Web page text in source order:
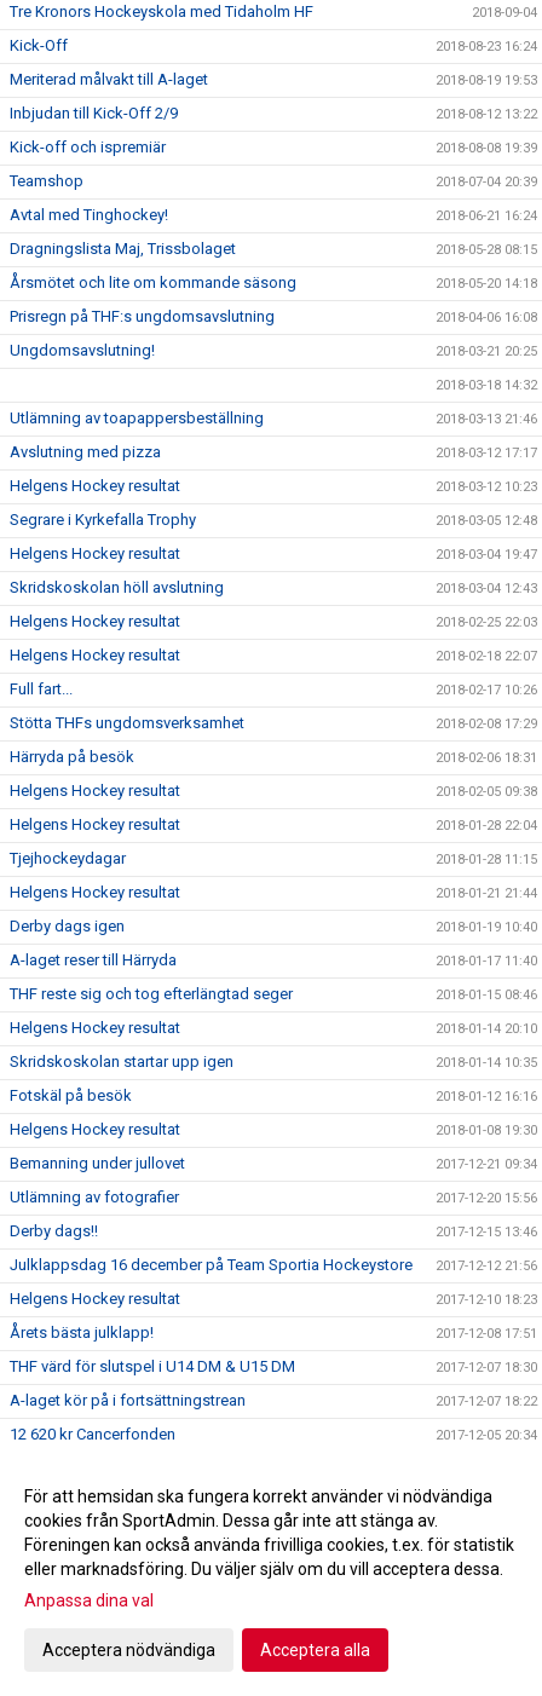
Tre Kronors Hockeyskola med Tidaholm HF 2018-09-04
Kick-Off 2018-08-23 16:24
Meriterad målvakt till A-laget 2018-08-19 19:53
Inbjudan till Kick-Off 2/9 2018-08-12 13:22
Kick-off och ispremiär 2018-08-08 19:39
Teamshop 2018-07-04 20:39
Avtal med Tinghockey! 2018-06-21 16:24
Dragningslista Maj, Trissbolaget 2018-05-28 08:15
Årsmötet och lite om kommande säsong 2018-05-20 14:18
Prisregn på THF:s ungdomsavslutning 2018-04-06 16:08
Ungdomsavslutning! 2018-03-21 20:25
2018-03-18 14:32
Utlämning av toapappersbeställning 2018-03-13 21:46
Avslutning med pizza 2018-03-12 17:17
Helgens Hockey resultat 2018-03-12 10:23
Segrare i Kyrkefalla Trophy 2018-03-05 12:48
Helgens Hockey resultat 2018-03-04 19:47
Skridskoskolan höll avslutning 2018-03-04 12:43
Helgens Hockey resultat 2018-02-25 22:03
Helgens Hockey resultat 2018-02-18 22:07
Full fart... 2018-02-17 10:26
Stötta THFs ungdomsverksamhet 2018-02-08 17:29
Härryda på besök 2018-02-06 18:31
Helgens Hockey resultat 2018-02-05 09:38
Helgens Hockey resultat 2018-01-28 22:04
Tjejhockeydagar 2018-01-28 11:15
Helgens Hockey resultat 2018-01-21 21:44
Derby dags igen 2018-01-19 10:40
A-laget reser till Härryda 2018-01-17 11:40
THF reste sig och tog efterlängtad seger 2018-01-15 08:46
Helgens Hockey resultat 2018-01-14 20:10
Skridskoskolan startar upp igen 2018-01-14 10:35
Fotskäl på besök 2018-01-12 16:16
Helgens Hockey resultat 2018-01-08 19:30
Bemanning under jullovet 2017-12-21 09:34
Utlämning av fotografier 2017-12-20 15:56
Derby dags!! 2017-12-15 13:46
Julklappsdag 16 december på Team Sportia Hockeystore 2017-12-12 21:56
Helgens Hockey resultat 2017-12-10 18:23
Årets bästa julklapp! 2017-12-08 17:51
THF värd för slutspel i U14 DM & U15 DM 2017-12-07 18:30
A-laget kör på i fortsättningstrean 2017-12-07 18:22
12 620 kr Cancerfonden 2017-12-05 20:34
Försäljning av toa-papper fortsätter 2017-11-29 14:54
Vinstlista Trissbolaget 28/11 -17 2017-11-28 09:31
Helgens Hockey resultat 2017-11-26 19:49
Påminnelse om Fotografering THF 27 november
Trissbolaget 2017_Höst/vinter andelslista
För att hemsidan ska fungera korrekt använder vi nödvändiga
cookies från SportAdmin. Dessa går inte att stänga av.
Föreningen kan också använda frivilliga cookies, t.ex. för statistik
eller marknadsföring. Du väljer själv om du vill acceptera dessa.
Anpassa dina val
Acceptera nödvändiga Acceptera alla